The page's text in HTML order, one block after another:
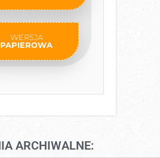
WERSJA
PAPIEROWA
ARCHIWALNE: